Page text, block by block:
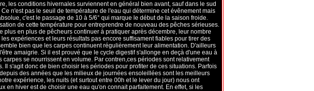
les conditions hivernales surviennent en général bien avant, sauf dans le sud
n'est pas le seuil de température de l'eau qui détermine cet évênement mais
c'est le passage de 10 à 5/6° qui marque le début de la saison froide.
de cette température pour entreprendre de nouveau des pêches sérieuses.
plus en plus de pêcheurs continuer à pratiquer après décembre, leur nombre
expériences et leurs résultats pas encore suffisament fiables pour tirer des
bien que les carpes continuent régulièrement leur alimentation. D'ailleurs
amaigrie. Si il est prouvé que le cycle digestif s'allonge en deçà d'une eau à
carpes se nourrissent en volume. Par contren,ces périodes sont relativement
Il s'agit donc de bien choisir les périodes pour profiter de ces situations. Parfois
des années que les milieux de journées ensoleillées sont les meilleurs
expérience, les nuits (et surtout entre 00h et le lever du jour) nous ont
en hiver est de choisir une eau qu'on connait parfaitement. En effet, si les